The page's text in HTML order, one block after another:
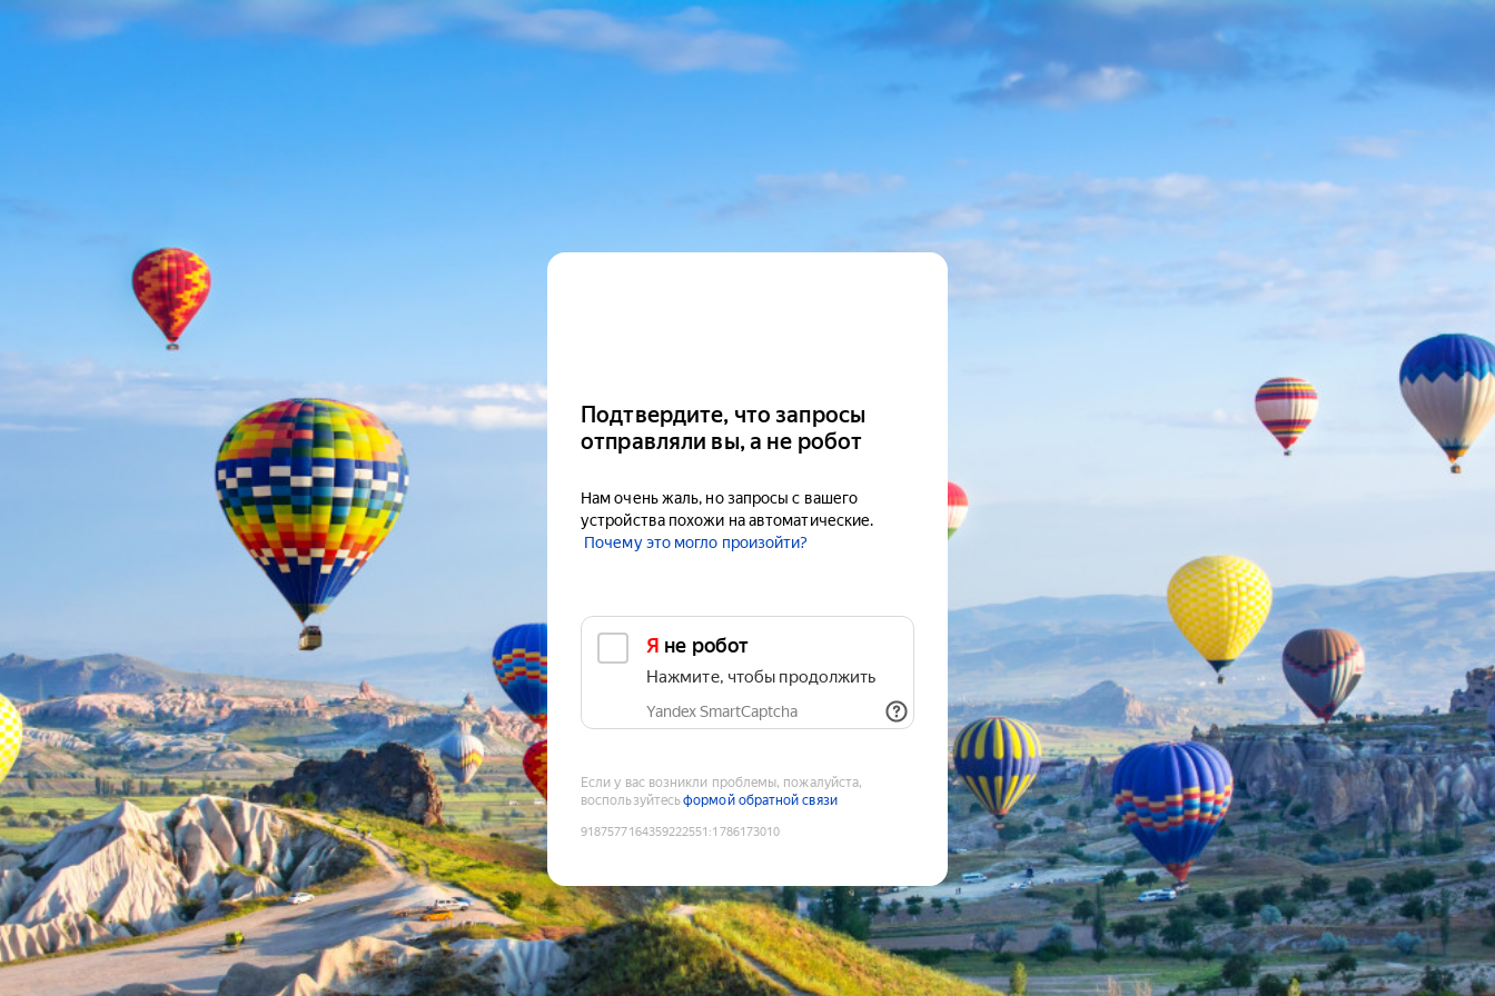
Подтвердите, что запросы
отправляли вы, а не робот
Нам очень жаль, но запросы с вашего
устройства похожи на автоматические.
Почему это могло произойти?
Я не робот
Нажмите, чтобы продолжить
Yandex SmartCaptcha
Если у вас возникли проблемы, пожалуйста,
воспользуйтесьформой обратной связи
9187577164359222551 :1786173010